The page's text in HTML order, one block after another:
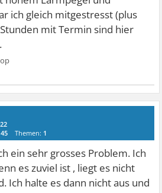
ich gleich mitgestresst (plus
mit Termin sind hier
45 Themen: 1
ein sehr grosses Problem. Ich
es zuviel ist , liegt es nicht
Ich halte es dann nicht aus und